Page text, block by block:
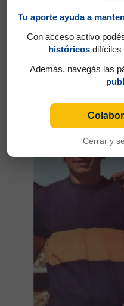
Partidos jugados por
en Torneo
Villagra, Aldo Virgilio
Tu aporte ayuda a
Con acceso activo
históricos difíciles
Además, navegás las
Cerrar y